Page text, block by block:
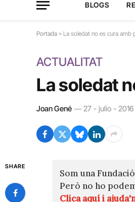
BLOGS
Portada » La soledat no es cura amb
ACTUALITAT
La soledat
Joan Gené 27 - julio -
SHARE
Som una
Però no ho
Clica aquí i